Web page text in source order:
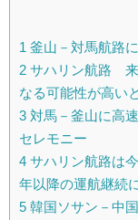
1 釜山－対馬航路
2 サハリン航路 来
なる可能性が高い
3 対馬－釜山に高
セレモニー
4 サハリン航路は
年以降の運航継続
5 韓国ソサン－中